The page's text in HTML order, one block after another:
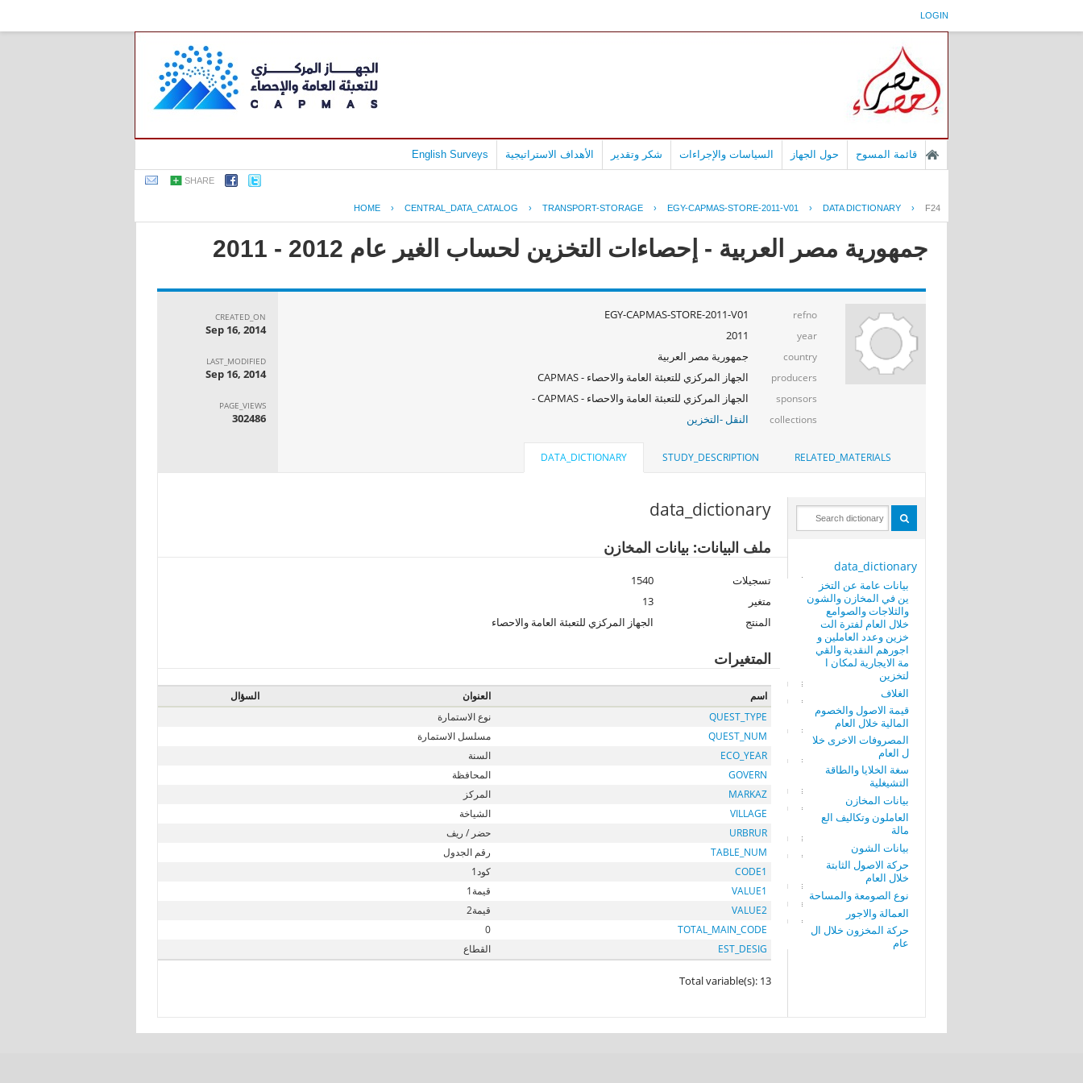
LOGIN
قائمة المسوح حول الجهاز السياسات والإجراءات شكر وتقدير الأهداف الاستراتيجية English Surveys
SHARE
HOME › CENTRAL_DATA_CATALOG › TRANSPORT-STORAGE › EGY-CAPMAS-STORE-2011-V01 › DATA DICTIONARY › F24
جمهورية مصر العربية - إحصاءات التخزين لحساب الغير عام 2012 - 2011
refno
EGY-CAPMAS-STORE-2011-V01
year
2011
country جمهورية مصر العربية
producers الجهاز المركزي للتعبئة العامة والاحصاء - CAPMAS
sponsors الجهاز المركزي للتعبئة العامة والاحصاء - CAPMAS -
collections النقل -التخزين
CREATED_ON
Sep 16, 2014
LAST_MODIFIED
Sep 16, 2014
PAGE_VIEWS
302486
RELATED_MATERIALS
STUDY_DESCRIPTION
DATA_DICTIONARY
data_dictionary
بيانات عامة عن التخز
ين في المخازن والشون
والثلاجات والصوامع
خلال العام لفترة الت
خزين وعدد العاملين و
اجورهم النقدية والقي
مة الايجارية لمكان ا
لتخزين
الغلاف
قيمة الاصول والخصوم
المالية خلال العام
المصروفات الاخرى خلا
ل العام
سغة الخلايا والطاقة
التشيغلية
بيانات المخازن
العاملون وتكاليف الع
مالة
بيانات الشون
حركة الاصول الثابتة
خلال العام
نوع الصومعة والمساحة
العمالة والاجور
حركة المخزون خلال ال
عام
data_dictionary
ملف البيانات: بيانات المخازن
تسجيلات
1540
متغير
13
المنتج
الجهاز المركزي للتعبئة العامة والاحصاء
المتغيرات
اسم العنوان
السؤال
QUEST_TYPE
نوع الاستمارة
QUEST_NUM
مسلسل الاستمارة
ECO_YEAR
السنة
GOVERN
المحافظة
MARKAZ
المركز
VILLAGE
الشياخة
URBRUR
حضر / ريف
TABLE_NUM
رقم الجدول
CODE1
كود1
VALUE1
قيمة1
VALUE2
قيمة2
TOTAL_MAIN_CODE
0
EST_DESIG
القطاع
Total variable(s): 13